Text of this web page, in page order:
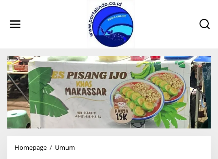
Homepage / Umum